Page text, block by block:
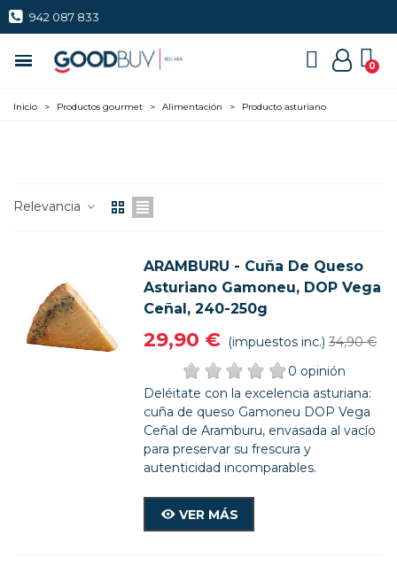
942 087 833
Inicio > Productos gourmet > Alimentación > Producto asturiano
PRODUCTO
ASTURIANO
Relevancia
ARAMBURU - Cuña De Queso
Asturiano Gamoneu, DOP Vega
Ceñal, 240-250g
29,90 € (impuestos inc.) 34,90 €
0 opinión
Deléitate con la excelencia asturiana:
cuña de queso Gamoneu DOP Vega
Ceñal de Aramburu, envasada al vacío
para preservar su frescura y
autenticidad incomparables.
VER MÁS